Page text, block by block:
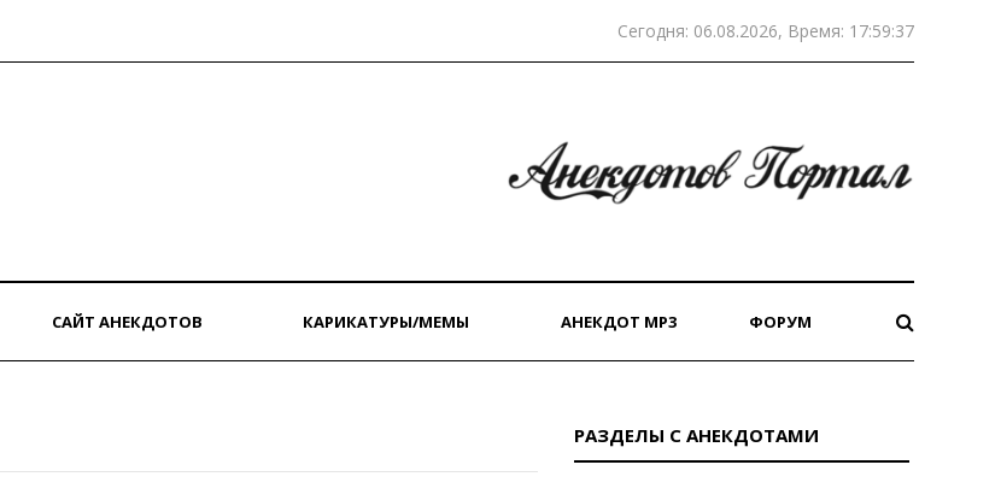
Сегодня: 06.08.2026, Время: 17:59:37
САЙТ АНЕКДОТОВ КАРИКАТУРЫ/МЕМЫ АНЕКДОТ MP3 ФОРУМ
РАЗДЕЛЫ С АНЕКДОТАМИ